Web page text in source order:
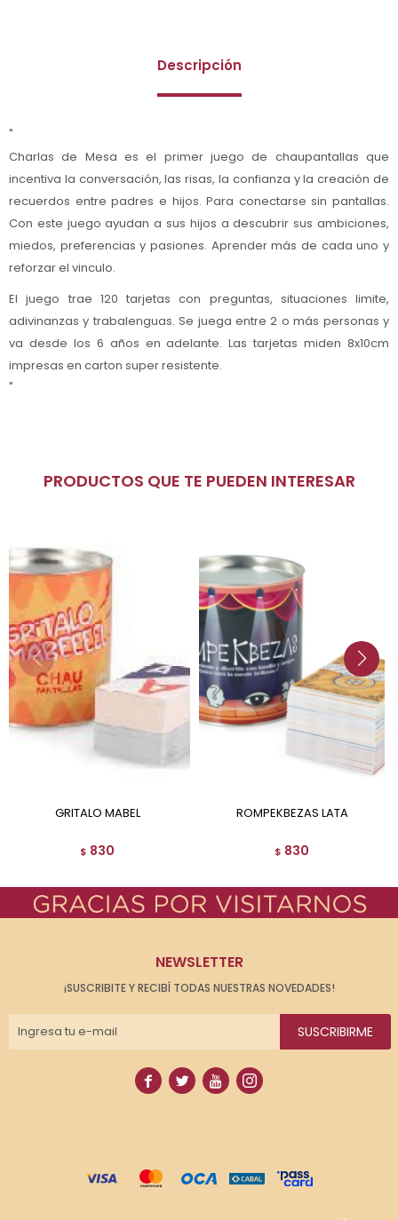
Descripción
"
Charlas de Mesa es el primer juego de chaupantallas que
incentiva la conversación, las risas, la confianza y la creación de
recuerdos entre padres e hijos. Para conectarse sin pantallas.
Con este juego ayudan a sus hijos a descubrir sus ambiciones,
miedos, preferencias y pasiones. Aprender más de cada uno y
reforzar el vinculo.
El juego trae 120 tarjetas con preguntas, situaciones limite,
adivinanzas y trabalenguas. Se juega entre 2 o más personas y
va desde los 6 años en adelante. Las tarjetas miden 8x10cm
impresas en carton super resistente.
"
PRODUCTOS QUE TE PUEDEN INTERESAR
GRITALO MABEL
$ 830
ROMPEKBEZAS LATA
$ 830
NEWSLETTER
¡SUSCRIBITE Y RECIBÍ TODAS NUESTRAS NOVEDADES!
SUSCRIBIRME
   